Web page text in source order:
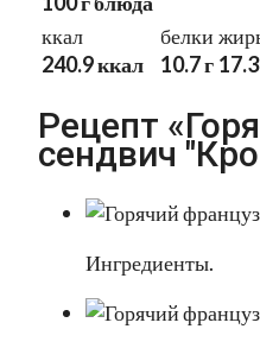
ккал
240.9 ккал
белки
10.7 г
Рецепт
сендвич
Ингредиенты.